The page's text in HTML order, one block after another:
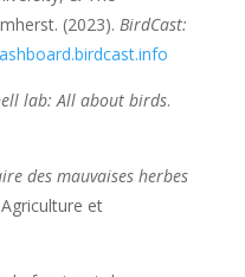
(2023). BirdCast:
lab: All about birds.
des mauvaises herbes
et